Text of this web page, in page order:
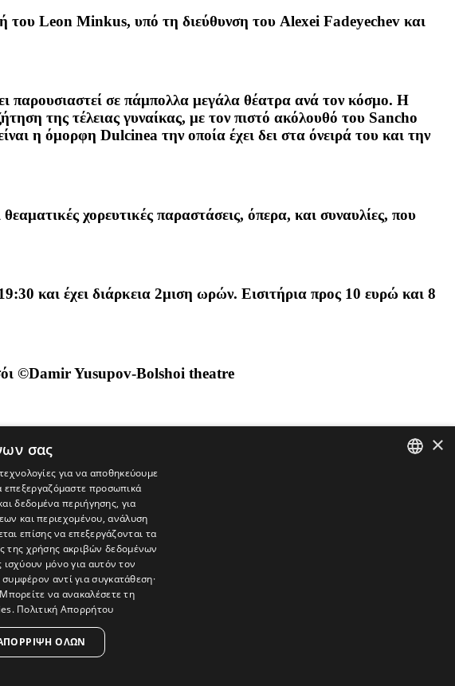
του Leon Minkus, υπό τη διεύθυνση του Alexei Fadeyechev και
παρουσιαστεί σε πάμπολλα μεγάλα θέατρα ανά τον κόσμο. Η
της τέλειας γυναίκας, με τον πιστό ακόλουθό του Sancho
η όμορφη Dulcinea την οποία έχει δει στα όνειρά του και την
χορευτικές παραστάσεις, όπερα, και συναυλίες, που
και έχει διάρκεια 2μιση ωρών. Εισιτήρια προς 10 ευρώ και 8
©Damir Yusupov-Bolshoi theatre
Ειδήσεις, συνεντεύξεις, συναντήσεις, ρεπορτάζ, ήχοι, εικόνες – κινούμενες
×
σας
για να αποθηκεύουμε
επεξεργαζόμαστε προσωπικά
δεδομένα περιήγησης, για
και περιεχομένου, ανάλυση
επίσης να επεξεργάζονται τα
της χρήσης ακριβών δεδομένων
ισχύουν μόνο για αυτόν τον
αντί για συγκατάθεση·
να ανακαλέσετε τη
. Πολιτική Απορρήτου
ΌΛΩΝ